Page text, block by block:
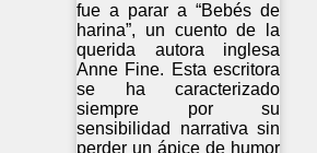
fue a parar a “Bebés de
harina”, un cuento de la
querida autora inglesa
Anne Fine. Esta escritora
se ha caracterizado
siempre por su
sensibilidad narrativa sin
perder un ápice de humor